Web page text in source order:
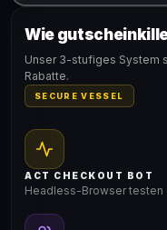
Gültig für
Wie
Unser 3-stufiges System
Rabatte.
SECURE VESSEL
ACT CHECKOUT BOT
Headless-Browser testen